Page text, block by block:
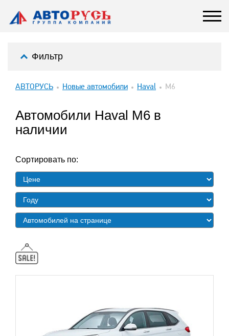
Фильтр
АВТОРУСЬ Новые автомобили Haval M6
Автомобили Haval M6 в
наличии
Сортировать по: